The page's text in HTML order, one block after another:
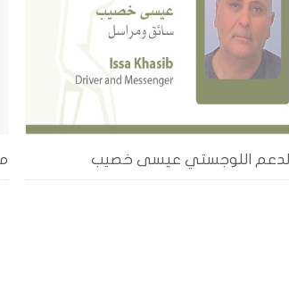
الدعم اللوجستي عيسى خصيب